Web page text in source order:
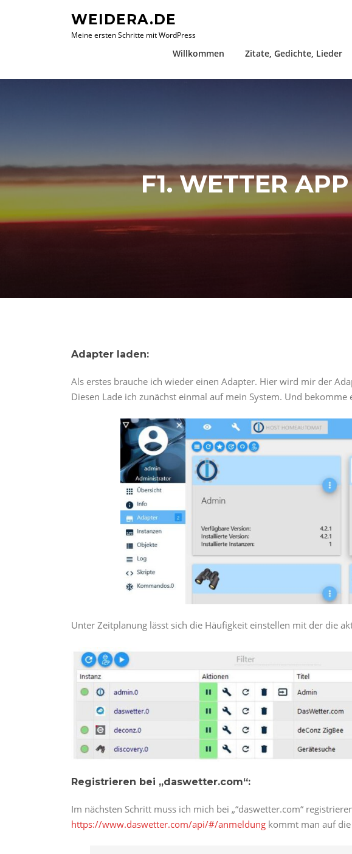
WEIDERA.DE
Meine ersten Schritte mit WordPress
Willkommen Zitate, Gedichte, Lieder
F1. WETTER
Adapter laden:
Als erstes brauche ich wieder einen Adapter. Hier wird mir der
Diesen Lade ich zunächst einmal auf mein System. Und
Unter Zeitplanung lässt sich die Häufigkeit einstellen mit der die
Registrieren bei „daswetter.com“:
Im nächsten Schritt muss ich mich bei „“daswetter.com“
https://www.daswetter.com/api/#/anmeldung kommt man auf